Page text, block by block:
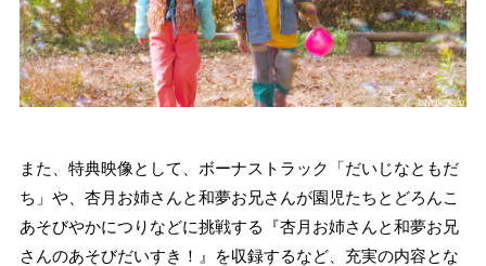
また、特典映像として、ボーナストラック「だいじなともだ
ち」や、杏月お姉さんと和夢お兄さんが園児たちとどろんこ
あそびやかにつりなどに挑戦する『杏月お姉さんと和夢お兄
さんのあそびだいすき！』を収録するなど、充実の内容とな